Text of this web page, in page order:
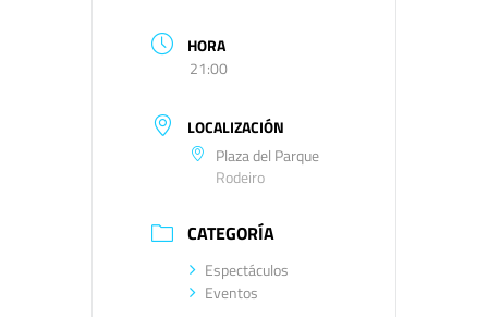
HORA
21:00
LOCALIZACIÓN
Plaza del Parque
Rodeiro
CATEGORÍA
Espectáculos
Eventos